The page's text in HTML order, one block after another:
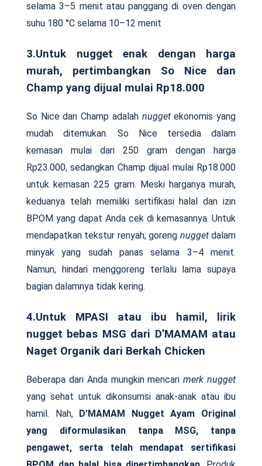
selama 3–5 menit atau panggang di oven dengan
suhu 180 °C selama 10–12 menit
3.Untuk nugget enak dengan harga
murah, pertimbangkan So Nice dan
Champ yang dijual mulai Rp18.000
So Nice dan Champ adalah nuggetekonomis yang
mudah ditemukan. So Nice tersedia dalam
kemasan mulai dari 250 gram dengan harga
Rp23.000, sedangkan Champ dijual mulai Rp18.000
untuk kemasan 225 gram. Meski harganya murah,
keduanya telah memiliki sertifikasi halal dan izin
BPOM yang dapat Anda cek di kemasannya. Untuk
mendapatkan tekstur renyah, goreng nuggetdalam
minyak yang sudah panas selama 3–4 menit.
Namun, hindari menggoreng terlalu lama supaya
bagian dalamnya tidak kering.
4.Untuk MPASI atau ibu hamil, lirik
nugget bebas MSG dari D’MAMAM atau
Naget Organik dari Berkah Chicken
Beberapa dari Anda mungkin mencarimerk nugget
yang sehat untuk dikonsumsi anak-anak atau ibu
hamil. Nah, D’MAMAM Nugget Ayam Original
yang diformulasikan tanpa MSG, tanpa
pengawet, serta telah mendapat sertifikasi